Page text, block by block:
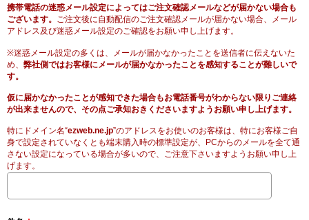
携帯電話の迷惑メール設定によってはご注文確認メールなどが届かない場合も
ございます。 ご注文後に自動配信のご注文確認メールが届かない場合、メール
アドレス及び迷惑メール設定のご確認をお願い申し上げます。
※迷惑メール設定の多くは、メールが届かなかったことを送信者に伝えないた
め、 弊社側ではお客様にメールが届かなかったことを感知することが難しいで
す。
仮に届かなかったことが感知できた場合もお電話番号がわからない限りご連絡
が出来ませんので、その点ご承知おきくださいますようお願い申し上げます。
特にドメイン名“ezweb.ne.jp”のアドレスをお使いのお客様は、特にお客様ご自
身で設定されていなくとも端末購入時の標準設定が、PCからのメールを全て通
さない設定になっている場合が多いので、ご注意下さいますようお願い申し上
げます。